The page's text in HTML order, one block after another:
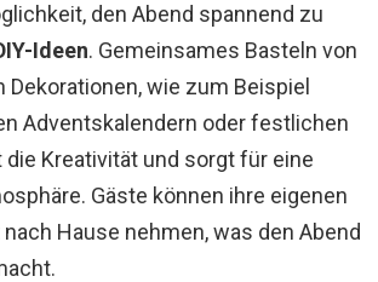
den Abend spannend zu
Ideen. Gemeinsames Basteln von
wie zum Beispiel
Adventskalendern oder festlichen
die Kreativität und sorgt für eine
Gäste können ihre eigenen
Hause nehmen, was den Abend